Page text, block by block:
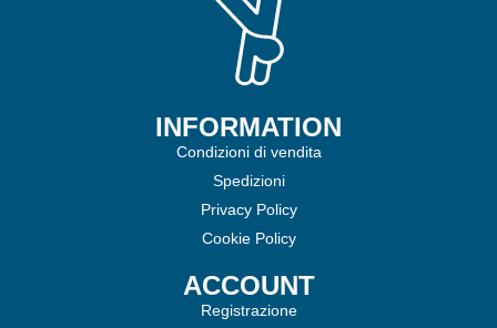
INFORMATION
Condizioni di vendita
Spedizioni
Privacy Policy
Cookie Policy
ACCOUNT
Registrazione